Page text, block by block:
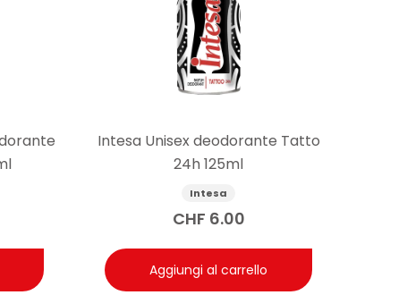
Intesa Unisex deodorante Tatto
24h 125ml
Intesa
CHF 6.00
Aggiungi al carrello